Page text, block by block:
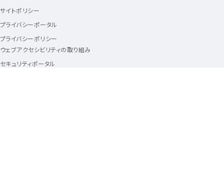
サイトポリシー
プライバシーポータル
プライバシーポリシー
ウェブアクセシビリティの取り組み
セキュリティポータル